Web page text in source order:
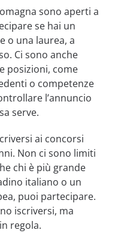
sono aperti a
se hai un
o una laurea, a
Ci sono anche
posizioni, come
o competenze
l’annuncio
serve.
ai concorsi
Non ci sono limiti
chi è più grande
italiano o un
puoi partecipare.
iscriversi, ma
regola.